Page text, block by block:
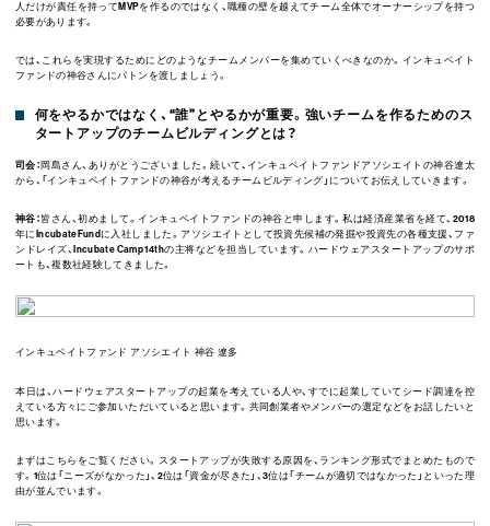
人だけが責任を持ってMVPを作るのではなく、職種の壁を越えてチーム全体でオーナーシップを持つ
必要があります。
では、これらを実現するためにどのようなチームメンバーを集めていくべきなのか。インキュベイト
ファンドの神谷さんにバトンを渡しましょう。
何をやるかではなく、“誰”とやるかが重要。強いチームを作るためのス
タートアップのチームビルディングとは？
司会： 岡島さん、ありがとうございました。続いて、インキュベイトファンドアソシエイトの神谷遼太
から、「インキュベイトファンドの神谷が考えるチームビルディング」についてお伝えしていきます。
神谷： 皆さん、初めまして。インキュベイトファンドの神谷と申します。私は経済産業省を経て、2018
年にIncubateFundに入社しました。アソシエイトとして投資先候補の発掘や投資先の各種支援、ファ
ンドレイズ、Incubate Camp 14thの主将などを担当しています。ハードウェアスタートアップのサポ
ートも、複数社経験してきました。
インキュベイトファンド アソシエイト 神谷 遼多
本日は、ハードウェアスタートアップの起業を考えている人や、すでに起業していてシード調達を控
えている方々にご参加いただいていると思います。共同創業者やメンバーの選定などをお話したいと
思います。
まずはこちらをご覧ください。スタートアップが失敗する原因を、ランキング形式でまとめたもので
す。1位は「ニーズがなかった」、2位は「資金が尽きた」、3位は「チームが適切ではなかった」といった理
由が並んでいます。